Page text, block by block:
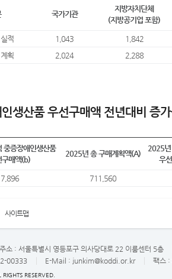
국가기관
지방자치단체
(지방공기업 포함)
적 1,043 1,842
획
2,024 2,288
생산품 우선구매액 전년대비 증
중증장애인생산품
구매액(b)
2025년 총 구매계획액(A)
2025년
우
7,896 711,560
사이트맵
주소 : 서울특별시 영등포구 의사당대로 22 이룸센터 5층
00333 E-Mail : junkim@koddi.or.kr 팩스
RIGHTS RESERVED.